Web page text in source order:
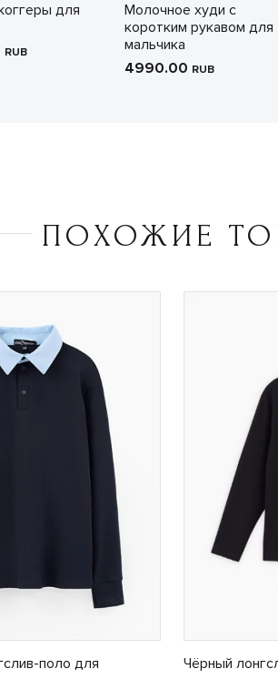
для
RUB
Молочное худи с
коротким рукавом для
мальчика
4990.00 RUB
ПОХОЖИЕ
поло для
Чёрный